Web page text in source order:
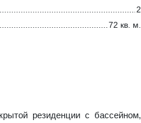
2
72 кв. м.
резиденции с бассейном,